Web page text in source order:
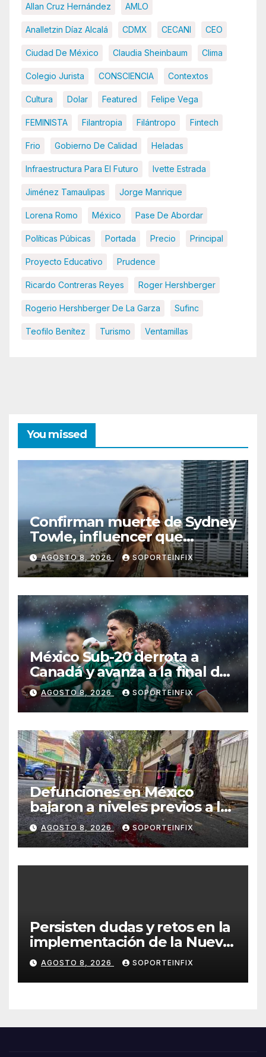
Allan Cruz Hernández AMLO
Analletzin Díaz Alcalá CDMX CECANI CEO
Ciudad De México Claudia Sheinbaum Clima
Colegio Jurista CONSCIENCIA Contextos
Cultura Dolar Featured Felipe Vega
FEMINISTA Filantropia Filántropo Fintech
Frio Gobierno De Calidad Heladas
Infraestructura Para El Futuro Ivette Estrada
Jiménez Tamaulipas Jorge Manrique
Lorena Romo México Pase De Abordar
Políticas Púbicas Portada Precio Principal
Proyecto Educativo Prudence
Ricardo Contreras Reyes Roger Hershberger
Rogerio Hershberger De La Garza Sufinc
Teofilo Benítez Turismo Ventamillas
You missed
Confirman muerte de Sydney
Towle, influencer que
documentó su lucha contra
el cáncer
AGOSTO 8, 2026 SOPORTEINFIX
México Sub-20 derrota a
Canadá y avanza a la final del
Premundial Concacaf
AGOSTO 8, 2026 SOPORTEINFIX
Defunciones en México
bajaron a niveles previos a la
pandemia en 2025, reporta
Inegi
AGOSTO 8, 2026 SOPORTEINFIX
Persisten dudas y retos en la
implementación de la Nueva
Escuela Mexicana
AGOSTO 8, 2026 SOPORTEINFIX